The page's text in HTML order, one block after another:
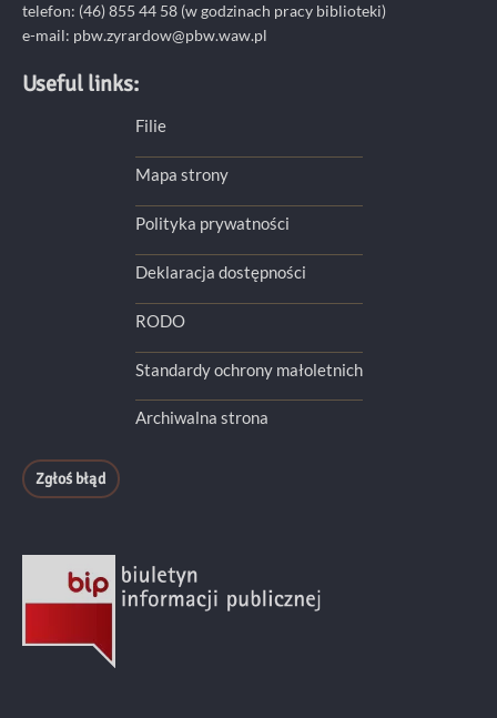
telefon: (46) 855 44 58 (w godzinach pracy biblioteki)
e-mail: pbw.zyrardow@pbw.waw.pl
Useful links:
Filie
Mapa strony
Polityka prywatności
Deklaracja dostępności
RODO
Standardy ochrony małoletnich
Archiwalna strona
Zgłoś błąd